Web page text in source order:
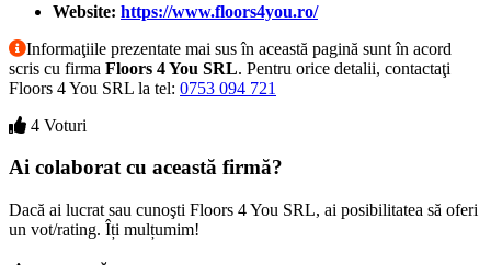
Website: https://www.floors4you.ro/
Informaţiile prezentate mai sus în această pagină sunt în acord
scris cu firma Floors 4 You SRL. Pentru orice detalii, contactaţi
Floors 4 You SRL la tel: 0753 094 721
4 Voturi
Ai colaborat cu această firmă?
Dacă ai lucrat sau cunoşti Floors 4 You SRL, ai posibilitatea să oferi
un vot/rating. Îți mulțumim!